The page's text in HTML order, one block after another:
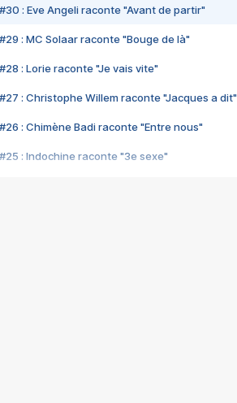
#30 : Eve Angeli raconte "Avant de partir"
#29 : MC Solaar raconte "Bouge de là"
#28 : Lorie raconte "Je vais vite"
#27 : Christophe Willem raconte "Jacques a dit"
#26 : Chimène Badi raconte "Entre nous"
#25 : Indochine raconte "3e sexe"